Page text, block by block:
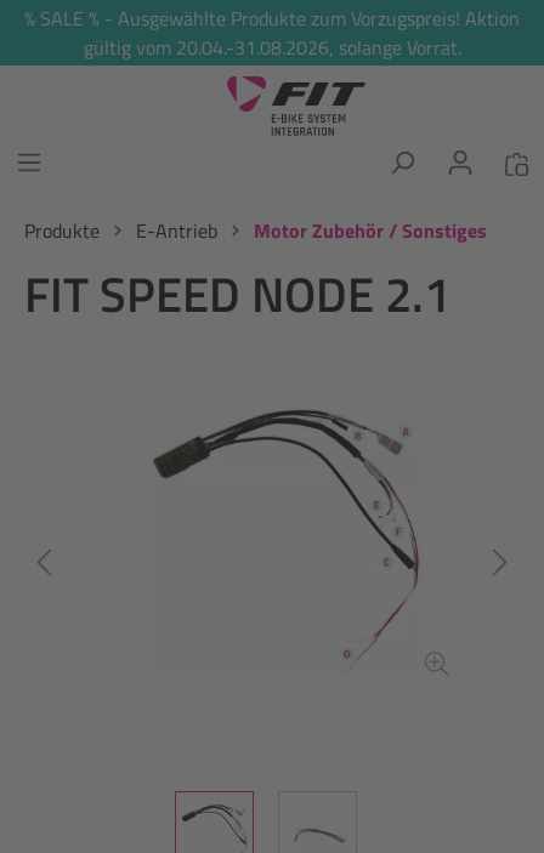
springen
% SALE % - Ausgewählte Produkte zum Vorzugspreis! Aktion
gültig vom 20.04.-31.08.2026, solange Vorrat.
Produkte E-Antrieb Motor Zubehör / Sonstiges
FIT SPEED NODE 2.1